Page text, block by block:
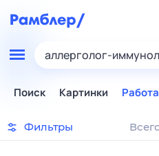
аллерголог-
Поиск Картинки Работа
Фильтры